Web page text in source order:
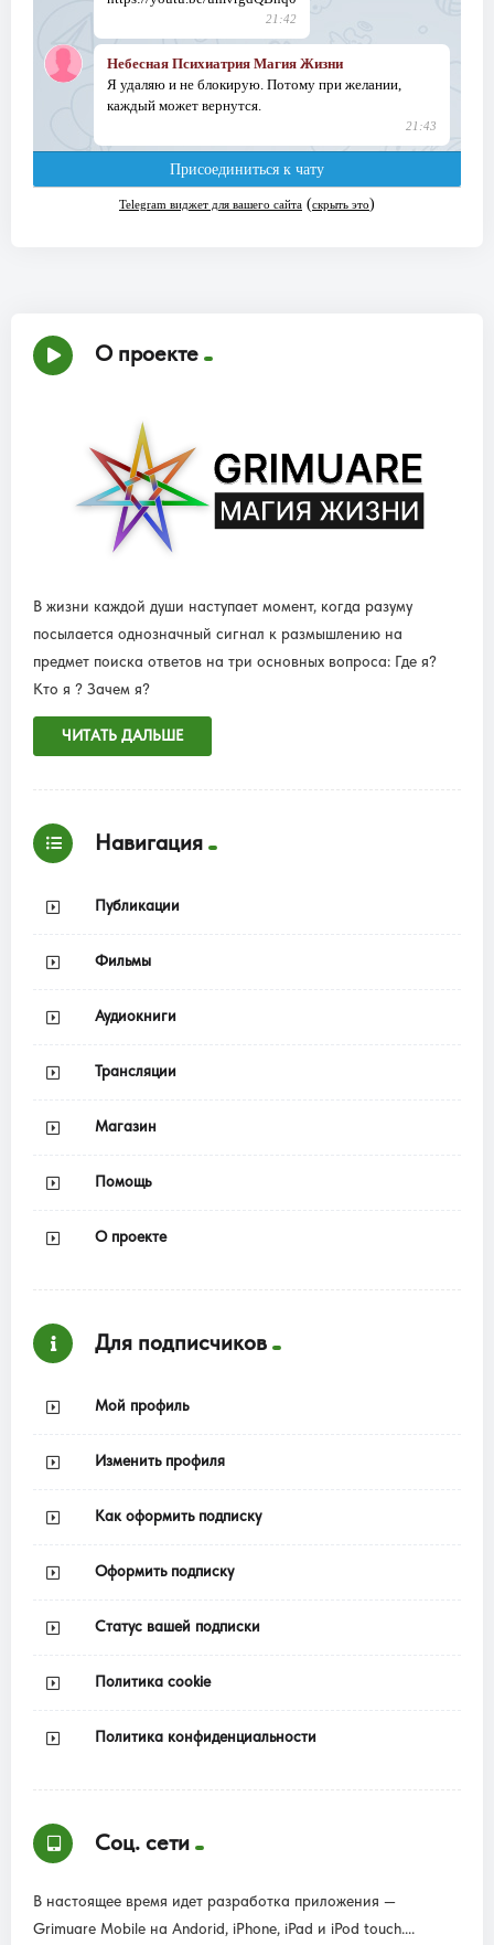
О проекте
В жизни каждой души наступает момент, когда разуму
посылается однозначный сигнал к размышлению на
предмет поиска ответов на три основных вопроса: Где я?
Кто я ? Зачем я?
ЧИТАТЬ ДАЛЬШЕ
Навигация
Публикации
Фильмы
Аудиокниги
Трансляции
Магазин
Помощь
О проекте
Для подписчиков
Мой профиль
Изменить профиля
Как оформить подписку
Оформить подписку
Статус вашей подписки
Политика cookie
Политика конфиденциальности
Соц. сети
В настоящее время идет разработка приложения —
Grimuare Mobile на Andorid, iPhone, iPad и iPod touch....